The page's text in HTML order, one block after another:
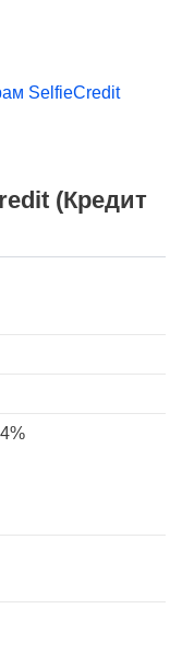
SelfieCredit
(Кредит